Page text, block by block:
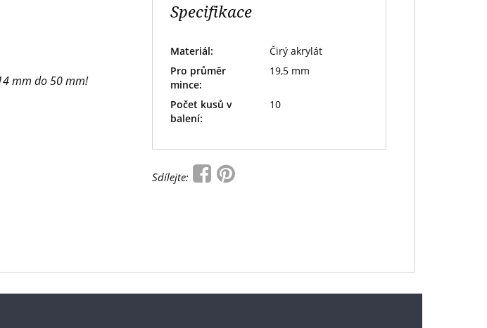
mm do 50 mm!
Specifikace
Materiál:
Čirý akrylát
Pro průměr
mince:
19,5 mm
Počet kusů v
balení:
10
Sdílejte: